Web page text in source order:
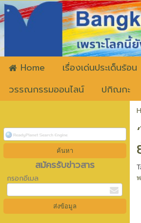
Home เรื่องเด่นประเด็นร้อน
วรรณกรรมออนไลน์
ปกิณกะ
สมัครรับข่าวสาร
กรอกอีเมล